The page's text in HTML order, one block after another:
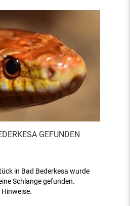
GEFUNDEN
in Bad Bederkesa wurde
Schlange gefunden.